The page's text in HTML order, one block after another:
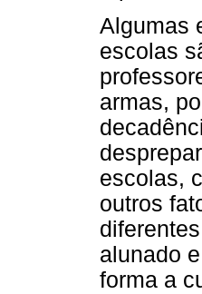
Algumas
escolas
armas,
escolas,
outros
alunado
forma a